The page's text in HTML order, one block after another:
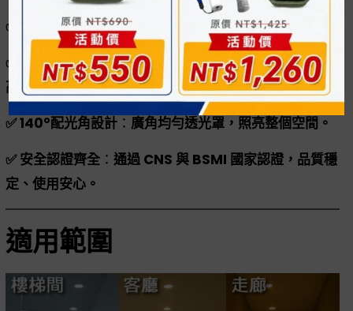
✅ 直接電壓輸入設計：
安裝簡便，免變壓器。
✅ 高演色性（Ra ≥ 80）： 真實還原物體色彩，適合要求
高色彩辨識度的場所。
✅ 140°配光角設計 ： 廣角均勻透光罩，照亮整個空間。
✅ 安全認證齊全 ： 通過 CNS 與 BSMI 國家認證，品質穩
定、使用安心。
適用範圍